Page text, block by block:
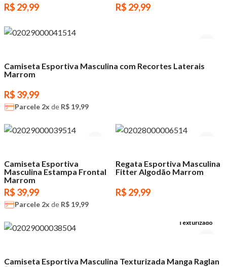
R$ 29,99 R$ 29,99
Camiseta Esportiva Masculina com Recortes Laterais
Marrom
R$ 39,99
Parcele 2x de R$ 19,99
Camiseta Esportiva
Masculina Estampa Frontal
Marrom
R$ 39,99
Parcele 2x de R$ 19,99
Regata Esportiva Masculina
Fitter Algodão Marrom
R$ 29,99
Texturizado
Camiseta Esportiva Masculina Texturizada Manga Raglan